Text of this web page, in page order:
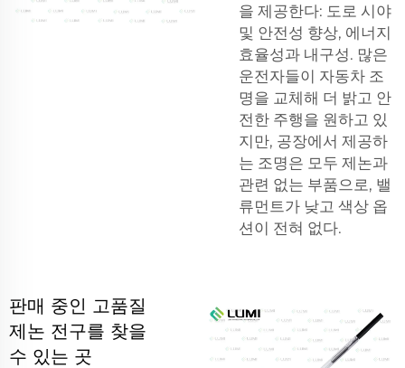
을 제공한다: 도로 시야
및 안전성 향상, 에너지
효율성과 내구성. 많은
운전자들이 자동차 조
명을 교체해 더 밝고 안
전한 주행을 원하고 있
지만, 공장에서 제공하
는 조명은 모두 제논과
관련 없는 부품으로, 밸
류먼트가 낮고 색상 옵
션이 전혀 없다.
판매 중인 고품질
제논 전구를 찾을
수 있는 곳